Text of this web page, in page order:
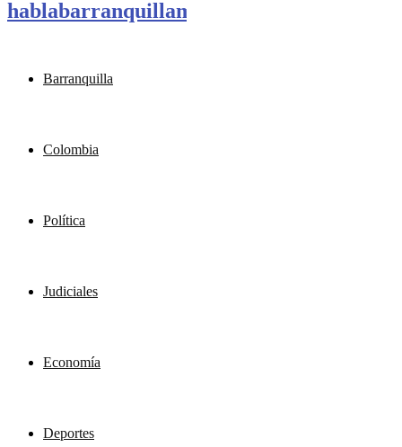
Barranquilla
Colombia
Política
Judiciales
Economía
Deportes